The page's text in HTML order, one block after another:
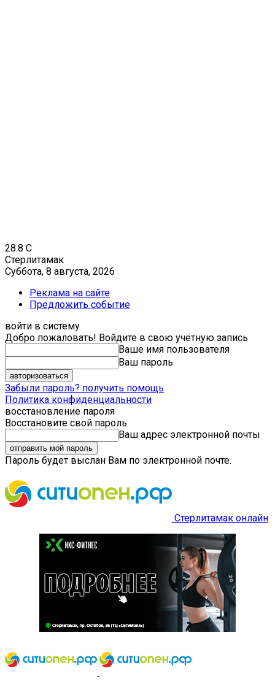
28.8 C
Стерлитамак
Суббота, 8 августа, 2026
Реклама на сайте
Предложить событие
войти в систему
Добро пожаловать! Войдите в свою учётную запись
Ваше имя пользователя
Ваш пароль
Забыли пароль? получить помощь
Политика конфиденциальности
восстановление пароля
Восстановите свой пароль
Ваш адрес электронной почты
Пароль будет выслан Вам по электронной почте.
Стерлитамак онлайн